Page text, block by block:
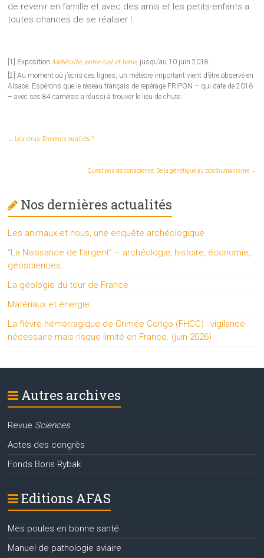
de revenir en famille et avec des amis et les petits-enfants a
toutes chances de se réaliser !
[1] Exposition Météorite, entre ciel et terre, jusqu’au 10 juin 2018.
[2] Au moment où j’écris ces lignes, un météore important vient d’être observé en
Alsace. Espérons que le réseau français de repérage FRIPON – qui date de 2016
– avec ses 84 caméras a réussi à trouver le lieu de chute.
← Les virus. Ennemis ou alliés ?
Questions de conscience. De la génétique au posthumanisme →
Nos dernières actualités
Les animaux et nous, une enquête archéologique
“La Naissance de l’argent” – archéologie, histoire, économie,
géosciences…
La géologie du tour de France
Matériaux et énergie
La fièvre hémorragique de Crimée Congo (FHCC) : vigilance
nécessaire mais risque limité en France. (juin 2026)
Autres archives
Revue Sciences
Actes des congrès
Fonds Boris Rybak
Editions AFAS
Mes poules en bonne santé
Manuel de pathologie aviaire